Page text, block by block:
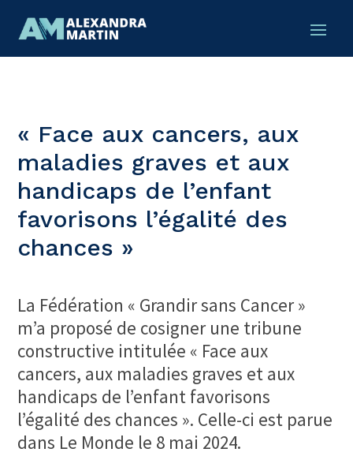
« Face aux cancers, aux
maladies graves et aux
handicaps de l’enfant
favorisons l’égalité des
chances »
La Fédération « Grandir sans Cancer »
m’a proposé de cosigner une tribune
constructive intitulée « Face aux
cancers, aux maladies graves et aux
handicaps de l’enfant favorisons
l’égalité des chances ». Celle-ci est parue
dans Le Monde le 8 mai 2024.